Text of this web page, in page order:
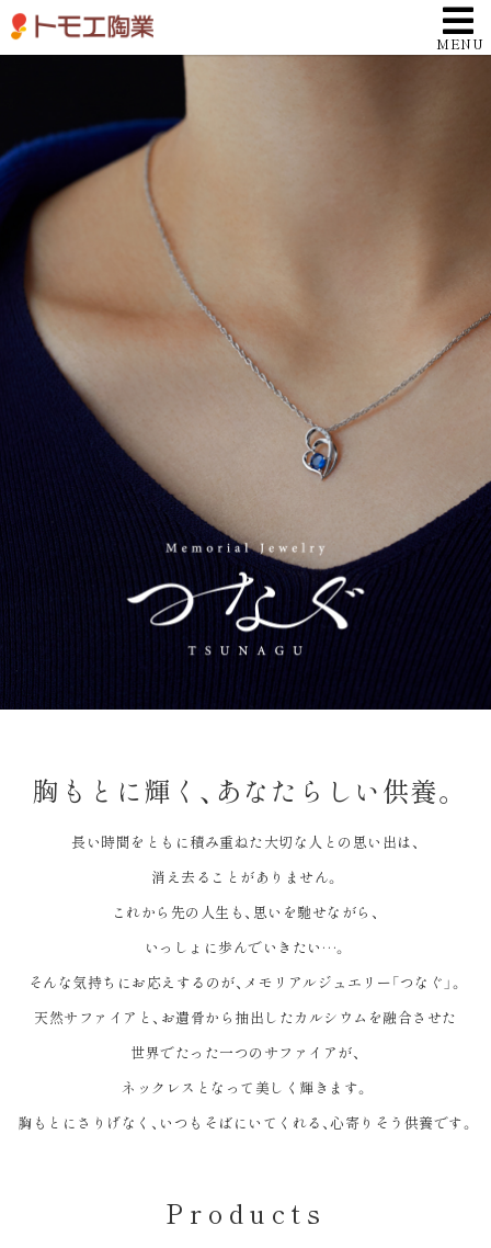
胸もとに輝く、 あなたらしい供養。
長い時間をともに積み重ねた大切な人との思い出は、
消え去ることがありません。
これから先の人生も、思いを馳せながら、
いっしょに歩んでいきたい…。
そんな気持ちにお応えするのが、メモリアルジュエリー「つなぐ」。
天然サファイアと、お遺骨から抽出したカルシウムを融合させた
世界でたった一つのサファイアが、
ネックレスとなって美しく輝きます。
胸もとにさりげなく、 いつもそばにいてくれる、心寄りそう供養です。
Products